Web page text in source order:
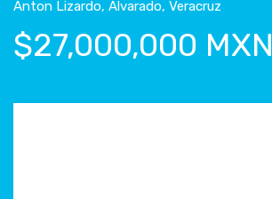
Anton Lizardo, Alvarado, Veracruz
$27,000,000 MXN